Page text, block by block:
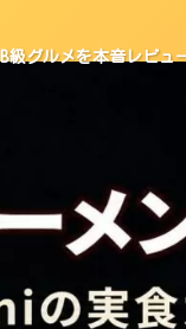
級グルメを本音レビュ